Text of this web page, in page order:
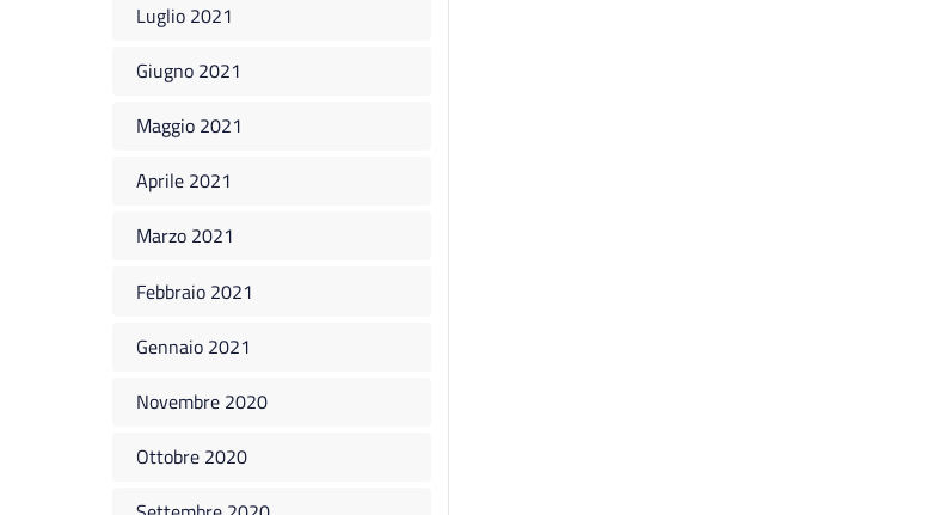
Luglio 2021
Giugno 2021
Maggio 2021
Aprile 2021
Marzo 2021
Febbraio 2021
Gennaio 2021
Novembre 2020
Ottobre 2020